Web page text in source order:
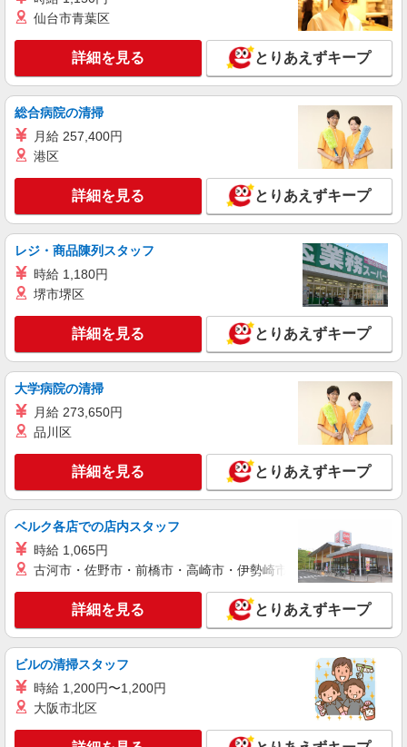
キープ 詳細を見る
株式会社kotrio /●TC-H-1905327
NEW
＜羽村駅＞和気あいあいとした雰囲気！障が
時給1600円〜2250円 ＜日払い有/週払い有/交
通費全支給(ガソリン代含む)＞
羽村市 車通勤OK
キープ 詳細を見る
職業紹介 NEW
羽村｜未経験OK！就労支援の正社員スタッ
フ募集＊賞与年2回♪
【正社員】月給240,000〜400,000円 ・基本
給：200,000円〜220,000円 ・資格手当：10,000〜
30,000円 ・役職手当：10,000〜70,000円 ・処遇改
善手当：20,000〜60,000円（勤続年数、保有資格
により変動） ・固定残業手当：20,000円（10時
間） ※固定残業時間を超過する場合には超過勤務
手当として別途支給 下記資格をお持ちの方歓迎 ・
認知症介護基礎研修 ・初任者研修 ・実務者研修
・介護福祉士 など
キープ 詳細を見る
職業紹介
株式会社kotrio /●SW-S-2159771
NEW
経験不問！ゼロからはじめる就労支援のパー
時給1550円〜2312円 ＜交通費全支給(ガソリ
羽村市 近隣で他も紹介可
キープ 詳細を見る
職業紹介
株式会社kotrio /●SW-S-2159725
NEW
＜七里駅＞時給1550円〜！高齢者向け住宅の
仙台市青葉区
詳細を見る とりあえずキープ
総合病院の清掃
月給 257,400円
港区
詳細を見る とりあえずキープ
レジ・商品陳列スタッフ
時給 1,180円
堺市堺区
詳細を見る とりあえずキープ
大学病院の清掃
月給 273,650円
品川区
詳細を見る とりあえずキープ
ベルク各店での店内スタッフ
時給 1,065円
古河市・佐野市・前橋市・高崎市・伊勢崎市・太田市・館林市
詳細を見る とりあえずキープ
ビルの清掃スタッフ
時給 1,200円〜1,200円
大阪市北区